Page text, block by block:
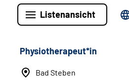
Listenansicht
Physiotherapeut*in
Bad Steben